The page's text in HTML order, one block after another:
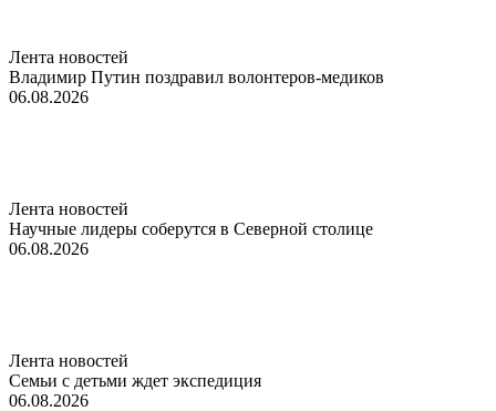
Лента новостей
Владимир Путин поздравил волонтеров-медиков
06.08.2026
Лента новостей
Научные лидеры соберутся в Северной столице
06.08.2026
Лента новостей
Семьи с детьми ждет экспедиция
06.08.2026